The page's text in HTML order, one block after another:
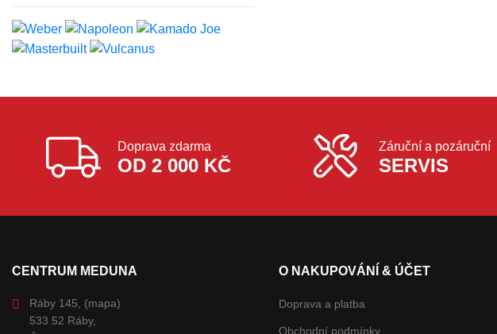
Doprava zdarma
OD 2 000 KČ
Záruční a pozáruční
SERVIS
CENTRUM MEDUNA
Ráby 145, (mapa)
533 52 Ráby,
O NAKUPOVÁNÍ & ÚČET
Doprava a platba
Obchodní podmínky